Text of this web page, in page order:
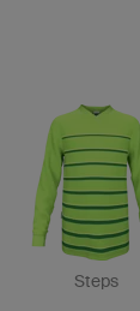
Steps